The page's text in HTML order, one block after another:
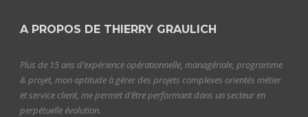
A PROPOS DE THIERRY GRAULICH
Plus de 15 ans d’expérience opérationnelle, managériale, programme
& projet, mon aptitude à gérer des projets complexes orientés métier
et service client, me permet d’être performant dans un secteur en
perpétuelle évolution.